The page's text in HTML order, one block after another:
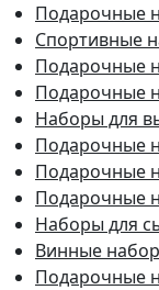
Подарочные
Спортивные
Подарочные
Подарочные
Наборы для
Подарочные
Подарочные
Подарочные
Наборы для
Винные
Подарочные